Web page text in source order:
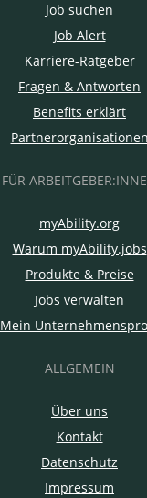
Job suchen
Job Alert
Karriere-Ratgeber
Fragen & Antworten
Benefits erklärt
Partnerorganisationen
FÜR
myAbility.org
Warum myAbility.jobs
Produkte & Preise
Jobs verwalten
Mein
ALLGEMEIN
Über uns
Kontakt
Datenschutz
Impressum